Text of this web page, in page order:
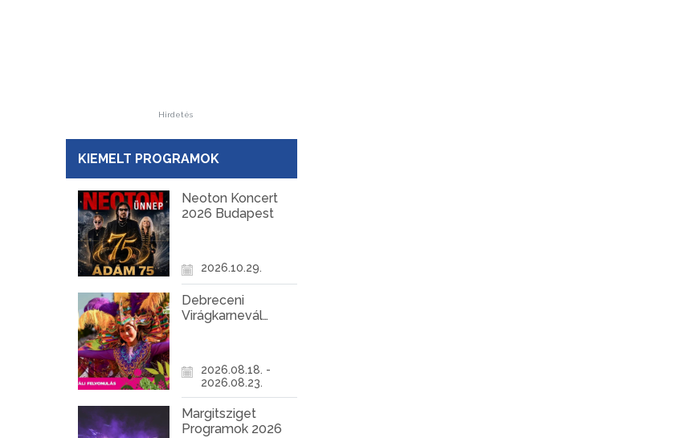
Hirdetés
KIEMELT PROGRAMOK
Neoton Koncert
2026 Budapest
2026.10.29.
Debreceni
Virágkarnevál
2026.08.18. -
2026.08.23.
Margitsziget
Programok 2026